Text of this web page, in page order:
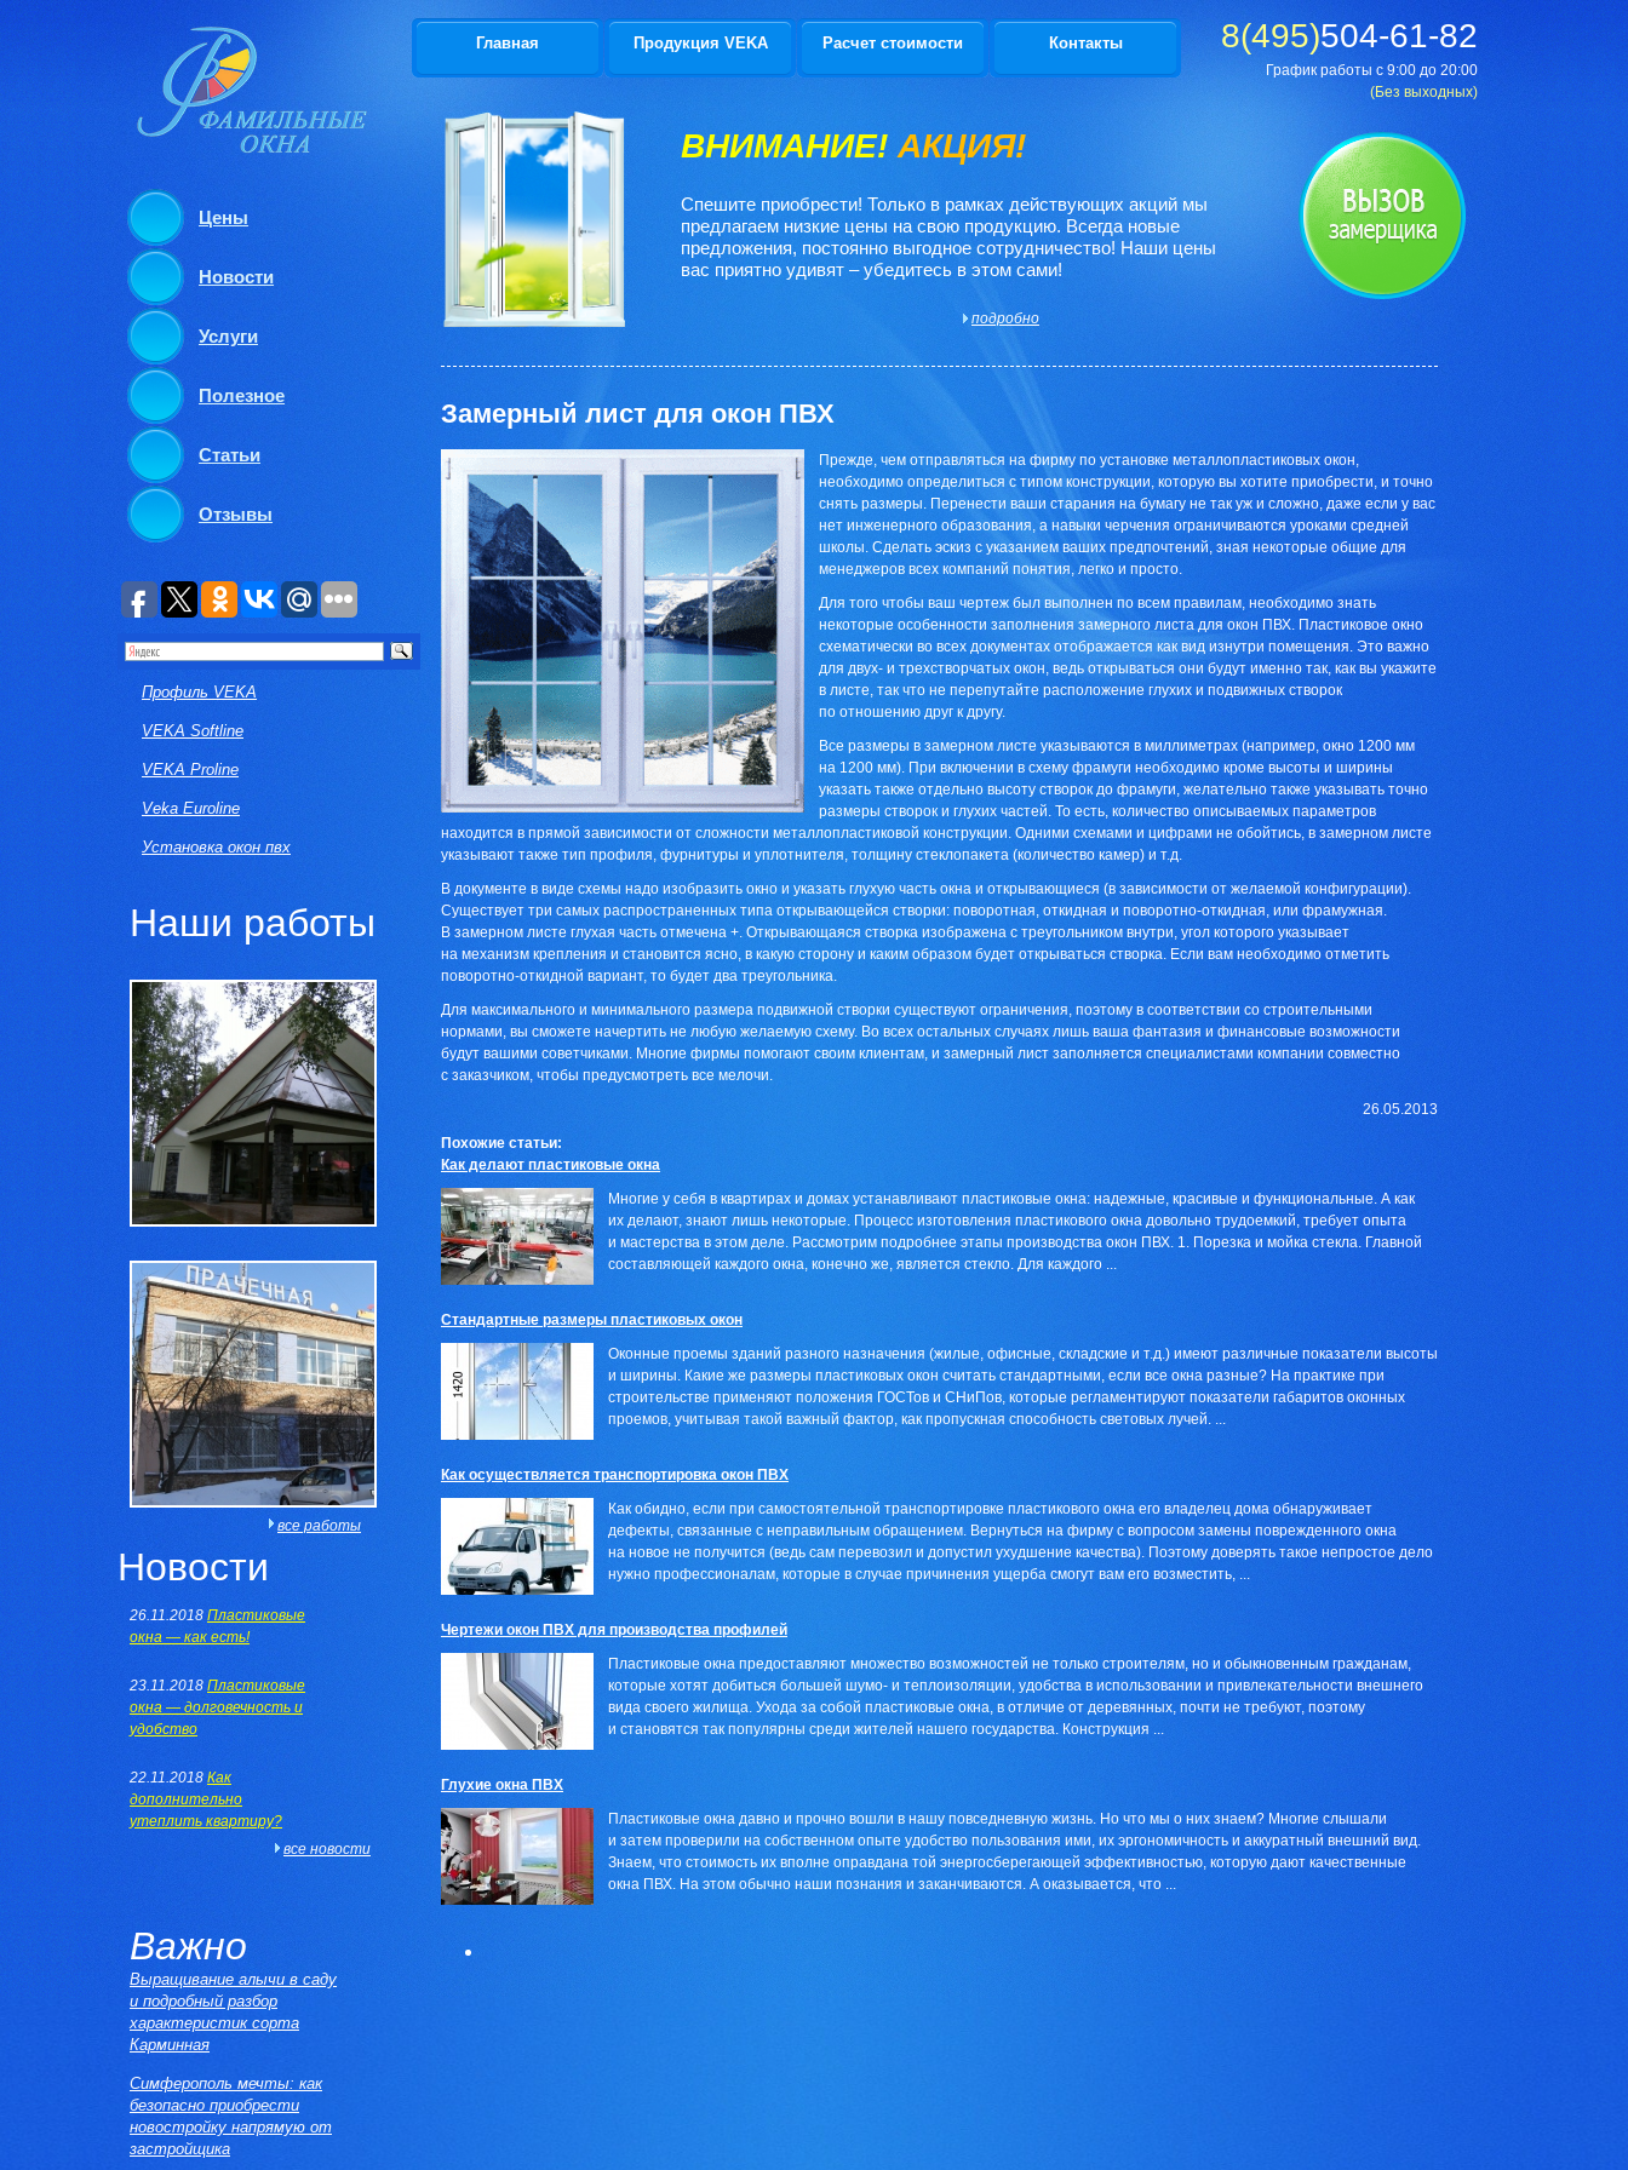
Главная Продукция VEKA Расчет стоимости Контакты 8(495)504-61-82
График работы с 9:00 до 20:00
(Без выходных)
Цены
Новости
Услуги
Полезное
Статьи
Отзывы
ВНИМАНИЕ! АКЦИЯ!
Спешите приобрести! Только в рамках действующих акций мы
предлагаем низкие цены на свою продукцию. Всегда новые
предложения, постоянно выгодное сотрудничество! Наши цены
вас приятно удивят – убедитесь в этом сами!
подробно
Замерный лист для окон ПВХ
Прежде, чем отправляться на фирму по установке металлопластиковых окон,
необходимо определиться с типом конструкции, которую вы хотите приобрести, и точно
снять размеры. Перенести ваши старания на бумагу не так уж и сложно, даже если у вас
нет инженерного образования, а навыки черчения ограничиваются уроками средней
школы. Сделать эскиз с указанием ваших предпочтений, зная некоторые общие для
менеджеров всех компаний понятия, легко и просто.
Для того чтобы ваш чертеж был выполнен по всем правилам, необходимо знать
некоторые особенности заполнения замерного листа для окон ПВХ. Пластиковое окно
схематически во всех документах отображается как вид изнутри помещения. Это важно
для двух- и трехстворчатых окон, ведь открываться они будут именно так, как вы укажите
в листе, так что не перепутайте расположение глухих и подвижных створок
по отношению друг к другу.
Все размеры в замерном листе указываются в миллиметрах (например, окно 1200 мм
на 1200 мм). При включении в схему фрамуги необходимо кроме высоты и ширины
указать также отдельно высоту створок до фрамуги, желательно также указывать точно
размеры створок и глухих частей. То есть, количество описываемых параметров
находится в прямой зависимости от сложности металлопластиковой конструкции. Одними схемами и цифрами не обойтись, в замерном листе
указывают также тип профиля, фурнитуры и уплотнителя, толщину стеклопакета (количество камер) и т.д.
В документе в виде схемы надо изобразить окно и указать глухую часть окна и открывающиеся (в зависимости от желаемой конфигурации).
Существует три самых распространенных типа открывающейся створки: поворотная, откидная и поворотно-откидная, или фрамужная.
В замерном листе глухая часть отмечена +. Открывающаяся створка изображена с треугольником внутри, угол которого указывает
на механизм крепления и становится ясно, в какую сторону и каким образом будет открываться створка. Если вам необходимо отметить
поворотно-откидной вариант, то будет два треугольника.
Для максимального и минимального размера подвижной створки существуют ограничения, поэтому в соответствии со строительными
нормами, вы сможете начертить не любую желаемую схему. Во всех остальных случаях лишь ваша фантазия и финансовые возможности
будут вашими советчиками. Многие фирмы помогают своим клиентам, и замерный лист заполняется специалистами компании совместно
с заказчиком, чтобы предусмотреть все мелочи.
26.05.2013
Похожие статьи:
Как делают пластиковые окна
Многие у себя в квартирах и домах устанавливают пластиковые окна: надежные, красивые и функциональные. А как
их делают, знают лишь некоторые. Процесс изготовления пластикового окна довольно трудоемкий, требует опыта
и мастерства в этом деле. Рассмотрим подробнее этапы производства окон ПВХ. 1. Порезка и мойка стекла. Главной
составляющей каждого окна, конечно же, является стекло. Для каждого ...
Стандартные размеры пластиковых окон
Оконные проемы зданий разного назначения (жилые, офисные, складские и т.д.) имеют различные показатели высоты
и ширины. Какие же размеры пластиковых окон считать стандартными, если все окна разные? На практике при
строительстве применяют положения ГОСТов и СНиПов, которые регламентируют показатели габаритов оконных
проемов, учитывая такой важный фактор, как пропускная способность световых лучей. ...
Как осуществляется транспортировка окон ПВХ
Как обидно, если при самостоятельной транспортировке пластикового окна его владелец дома обнаруживает
дефекты, связанные с неправильным обращением. Вернуться на фирму с вопросом замены поврежденного окна
на новое не получится (ведь сам перевозил и допустил ухудшение качества). Поэтому доверять такое непростое дело
нужно профессионалам, которые в случае причинения ущерба смогут вам его возместить, ...
Чертежи окон ПВХ для производства профилей
Пластиковые окна предоставляют множество возможностей не только строителям, но и обыкновенным гражданам,
которые хотят добиться большей шумо- и теплоизоляции, удобства в использовании и привлекательности внешнего
вида своего жилища. Ухода за собой пластиковые окна, в отличие от деревянных, почти не требуют, поэтому
и становятся так популярны среди жителей нашего государства. Конструкция ...
Глухие окна ПВХ
Пластиковые окна давно и прочно вошли в нашу повседневную жизнь. Но что мы о них знаем? Многие слышали
и затем проверили на собственном опыте удобство пользования ими, их эргономичность и аккуратный внешний вид.
Знаем, что стоимость их вполне оправдана той энергосберегающей эффективностью, которую дают качественные
окна ПВХ. На этом обычно наши познания и заканчиваются. А оказывается, что ...
Профиль VEKA
VEKA Softline
VEKA Proline
Veka Euroline
Установка окон пвх
Наши работы
все работы
Новости
26.11.2018 Пластиковые
окна — как есть!
23.11.2018 Пластиковые
окна — долговечность и
удобство
22.11.2018 Как
дополнительно
утеплить квартиру?
все новости
Важно
Выращивание алычи в саду
и подробный разбор
характеристик сорта
Карминная
Симферополь мечты: как
безопасно приобрести
новостройку напрямую от
застройщика